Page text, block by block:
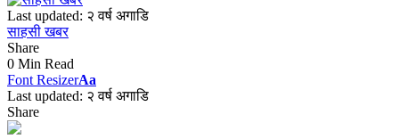
Last updated: २ वर्ष अगाडि
साहसी खबर
Share
0 Min Read
Font ResizerAa
Last updated: २ वर्ष अगाडि
Share